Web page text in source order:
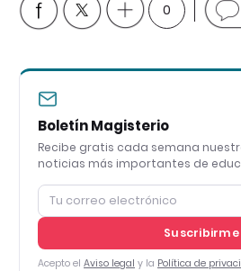
0
Boletín Magisterio
Recibe gratis cada semana
noticias más importantes de
Suscribirme
Acepto el Aviso legal y la Política de